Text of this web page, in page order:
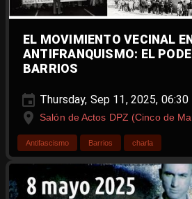
EL MOVIMIENTO VECINAL
ANTIFRANQUISMO: EL
BARRIOS
Thursday, Sep 11, 2025, 06:30
Salón de Actos DPZ (Cinco de
Antifascismo Barrios charla